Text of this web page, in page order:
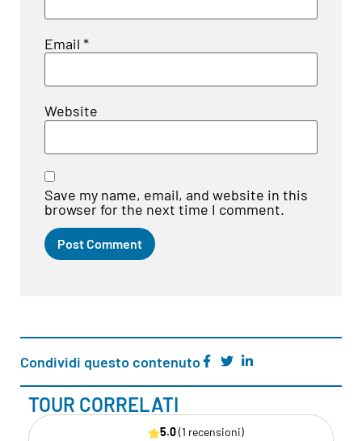
Email *
Website
Save my name, email, and website in this
browser for the next time I comment.
Condividi questo contenuto
TOUR CORRELATI
5.0(1 recensioni)